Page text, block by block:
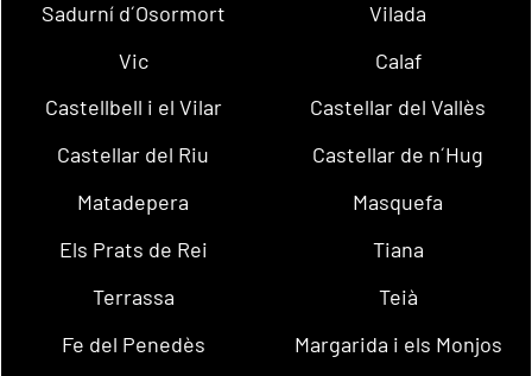
Sadurní d´Osormort
Vilada
Vic
Calaf
Castellbell i el Vilar
Castellar del Vallès
Castellar del Riu
Castellar de n´Hug
Matadepera
Masquefa
Els Prats de Rei
Tiana
Terrassa
Teià
Fe del Penedès
Margarida i els Monjos